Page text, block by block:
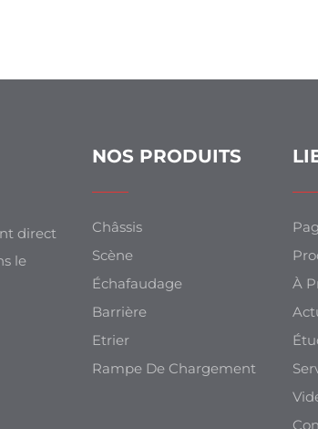
direct
le
NOS PRODUITS
Châssis
Scène
Échafaudage
Barrière
Etrier
Rampe De Chargement
À